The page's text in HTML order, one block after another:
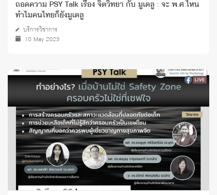
ถอดความ PSY Talk เรื่อง จิตวิทยา กับ มูเตลู : จะ พ.ศ.ไหน
ทำไมคนไทยก็ยังมูเตลู
บริการวิชาการ
10 May 2023